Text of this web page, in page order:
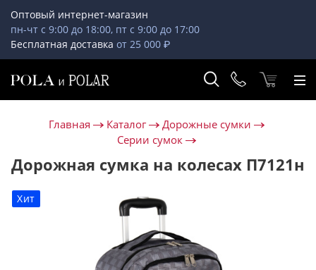
Оптовый интернет-магазин
пн-чт с 9:00 до 18:00, пт с 9:00 до 17:00
Бесплатная доставка от 25 000 ₽
Главная Каталог
Дорожные сумки
Серии сумок
Дорожная сумка на колесах П7121н
Хит